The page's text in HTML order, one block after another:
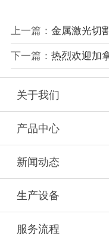
上一篇： 金属激光切
下一篇： 热烈欢迎加拿
关于我们
产品中心
新闻动态
生产设备
服务流程